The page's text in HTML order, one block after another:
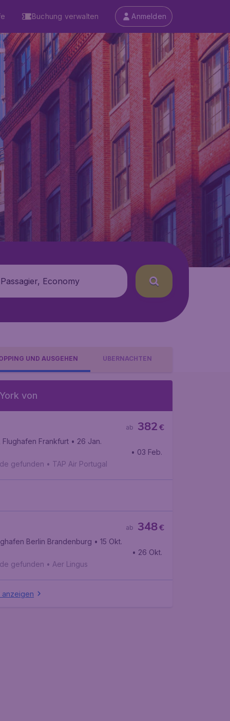
Buchung verwalten Anmelden
Economy
UND AUSGEHEN ÜBERNACHTEN
von
€
382
ab
Flughafen Frankfurt • 26 Jan.
Flughafen John F. Kennedy
• 03 Feb.
gefunden • TAP Air Portugal
€
348
ab
Berlin Brandenburg • 15 Okt.
Flughafen John F. Kennedy
• 26 Okt.
gefunden • Aer Lingus